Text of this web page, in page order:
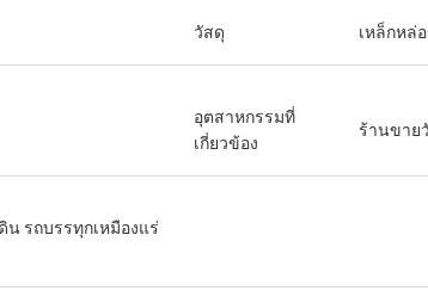
วัสดุ เหล็กหล่อ
อุตสาหกรรมที่
เกี่ยวข้อง
ร้านขาย
น รถบรรทุกเหมืองแร่